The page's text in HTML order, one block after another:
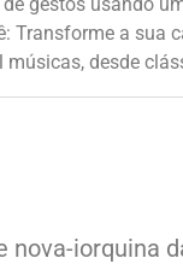
Transforme a sua
desde
iorquina